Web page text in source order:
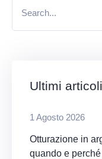
Ultimi articoli
1 Agosto 2026
Otturazione in
quando e